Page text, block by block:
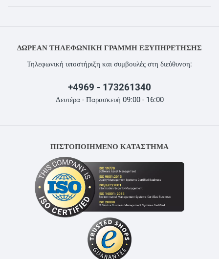
ΔΩΡΕΆΝ ΤΗΛΕΦΩΝΙΚΉ ΓΡΑΜΜΉ ΕΞΥΠΗΡΈΤΗΣΗΣ
Τηλεφωνική υποστήριξη και συμβουλές στη διεύθυνση:
+4969 - 173261340
Δευτέρα - Παρασκευή 09:00 - 16:00
ΠΙΣΤΟΠΟΙΗΜΕΝΟ ΚΑΤΑΣΤΗΜΑ